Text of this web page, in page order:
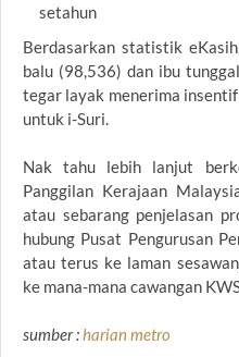
setahun
Berdasarkan statistik
balu (98,536) dan ibu
tegar layak menerima
untuk i-Suri.
Nak tahu lebih lanjut
Panggilan Kerajaan
atau sebarang penjelasan
hubung Pusat Pengurusan
atau terus ke laman
ke mana-mana cawangan
sumber :harian metro